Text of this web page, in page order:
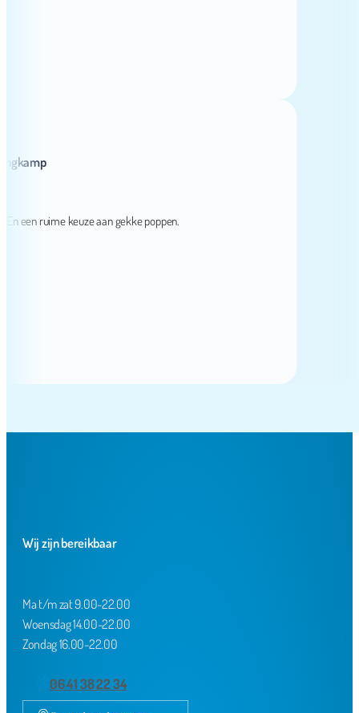
ruime keuze aan gekke poppen.
Wij zijn bereikbaar
Ma t/m zat 9.00-22.00
Woensdag 14.00-22.00
Zondag 16.00-22.00
06 41 38 22 34